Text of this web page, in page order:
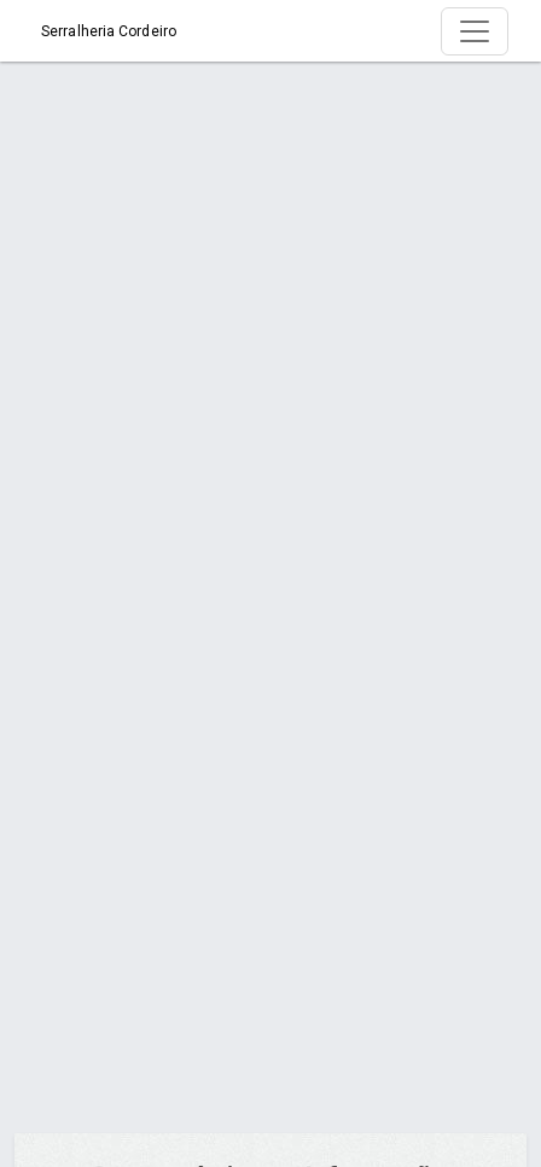
Serralheria Cordeiro